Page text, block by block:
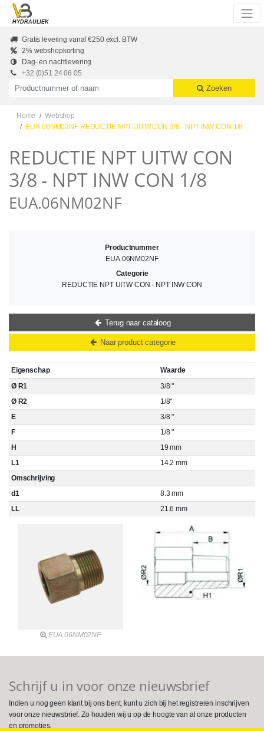
Skip to main content
HYDRAULIEK
Gratis levering vanaf €250 excl. BTW
2% webshopkorting
Dag- en nachtlevering
+32 (0)51 24 06 05
Productnummer of naam
Zoeken
Home
Webshop
EUA.06NM02NF REDUCTIE NPT UITW CON 3/8 - NPT INW CON 1/8
REDUCTIE NPT UITW CON
3/8 - NPT INW CON 1/8
EUA.06NM02NF
Eigenschap
Waarde
Ø R1
3/8 "
Ø R2
1/8"
E
3/8 "
F
1/8 "
H
19 mm
L1
14.2 mm
Omschrijving
d1
8.3 mm
LL
21.6 mm
EUA.06NM02NF
Productnummer
EUA.06NM02NF
Categorie
REDUCTIE NPT UITW CON - NPT INW CON
Terug naar cataloog
Naar product categorie
Schrijf u in voor onze nieuwsbrief
Indien u nog geen klant bij ons bent, kunt u zich bij het registreren inschrijven
voor onze nieuwsbrief. Zo houden wij u op de hoogte van al onze producten
en promoties.